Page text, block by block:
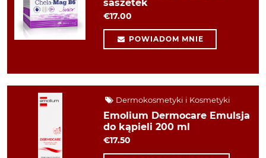
saszetek
€17.00
POWIADOM MNIE
Dermokosmetyki i Kosmetyki
Emolium Dermocare Emulsja
do kąpieli 200 ml
€17.50